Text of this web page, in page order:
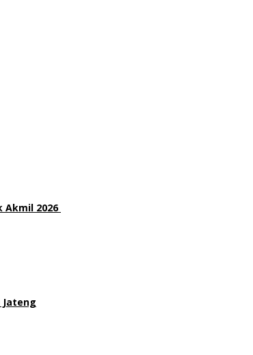
Akmil 2026
Jateng